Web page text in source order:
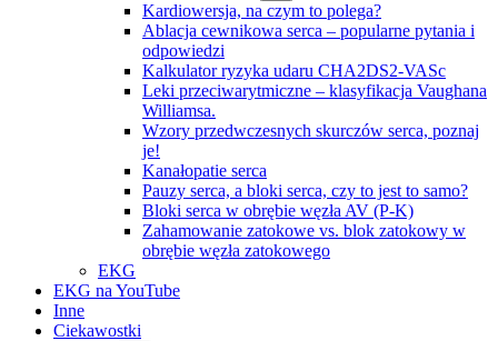
Kardiowersja, na czym to polega?
Ablacja cewnikowa serca – popularne pytania i
odpowiedzi
Kalkulator ryzyka udaru CHA2DS2-VASc
Leki przeciwarytmiczne – klasyfikacja Vaughana
Williamsa.
Wzory przedwczesnych skurczów serca, poznaj
je!
Kanałopatie serca
Pauzy serca, a bloki serca, czy to jest to samo?
Bloki serca w obrębie węzła AV (P-K)
Zahamowanie zatokowe vs. blok zatokowy w
obrębie węzła zatokowego
EKG
EKG na YouTube
Inne
Ciekawostki